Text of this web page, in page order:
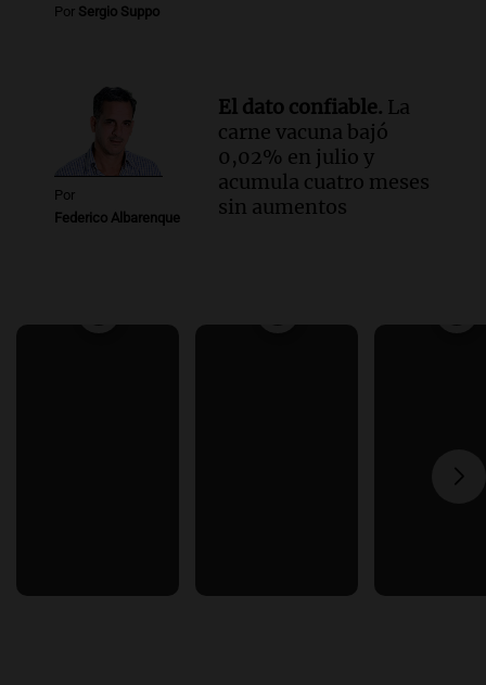
Por Sergio Suppo
Por
Federico Albarenque
El dato confiable. La
carne vacuna bajó
0,02% en julio y
acumula cuatro meses
sin aumentos